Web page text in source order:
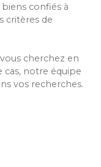
confiés à
critères de
cherchez en
cas, notre équipe
vos recherches.